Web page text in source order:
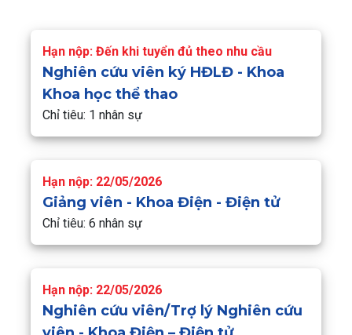
Hạn nộp: Đến khi tuyển đủ theo nhu cầu
Nghiên cứu viên ký HĐLĐ - Khoa
Khoa học thể thao
Chỉ tiêu: 1 nhân sự
Hạn nộp: 22/05/2026
Giảng viên - Khoa Điện - Điện tử
Chỉ tiêu: 6 nhân sự
Hạn nộp: 22/05/2026
Nghiên cứu viên/Trợ lý Nghiên cứu